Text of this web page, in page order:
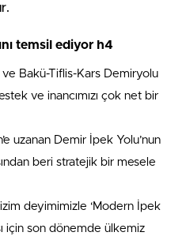
temsil ediyor h4
ve Bakü-Tiflis-Kars Demiryolu
ve inancımızı çok net bir
uzanan Demir İpek Yolu’nun
beri stratejik bir mesele
deyimimizle ‘Modern İpek
için son dönemde ülkemiz